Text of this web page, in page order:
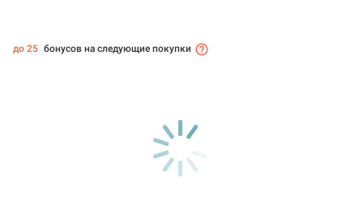
до 25 бонусов на следующие покупки